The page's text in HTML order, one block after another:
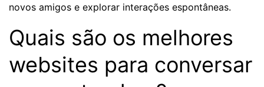
novos amigos e explorar interações espontâneas.
Quais são os melhores
websites para conversar